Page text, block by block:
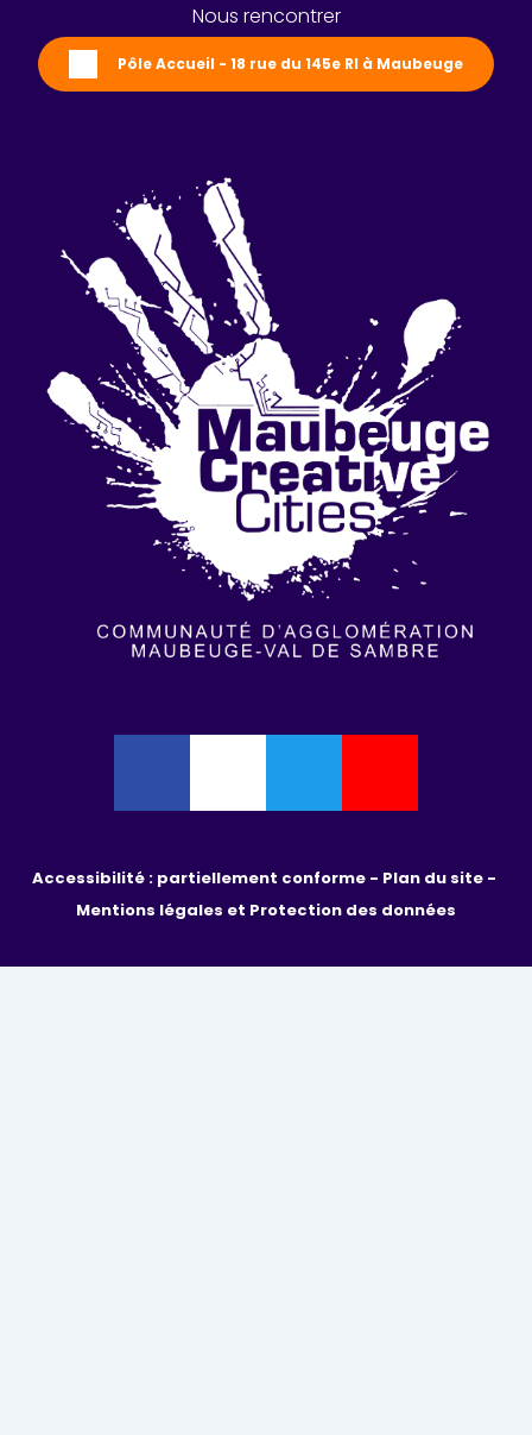
Nous rencontrer
Pôle Accueil - 18 rue du 145e RI à Maubeuge
Accessibilité : partiellement conforme -
Mentions légales et Protection des données